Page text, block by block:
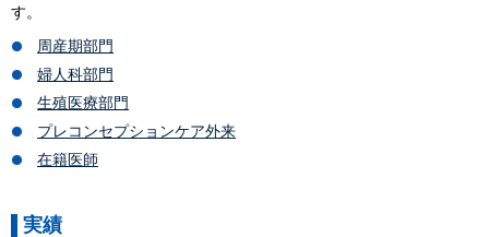
す。
周産期部門
婦人科部門
生殖医療部門
プレコンセプションケア外来
在籍医師
実績